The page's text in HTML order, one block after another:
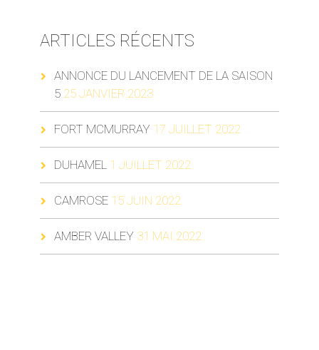
ARTICLES RÉCENTS
ANNONCE DU LANCEMENT DE LA SAISON
5 25 JANVIER 2023
FORT MCMURRAY 17 JUILLET 2022
DUHAMEL 1 JUILLET 2022
CAMROSE 15 JUIN 2022
AMBER VALLEY 31 MAI 2022